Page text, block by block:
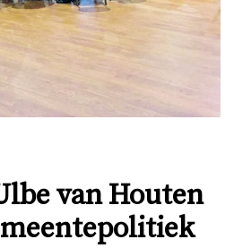
van Houten